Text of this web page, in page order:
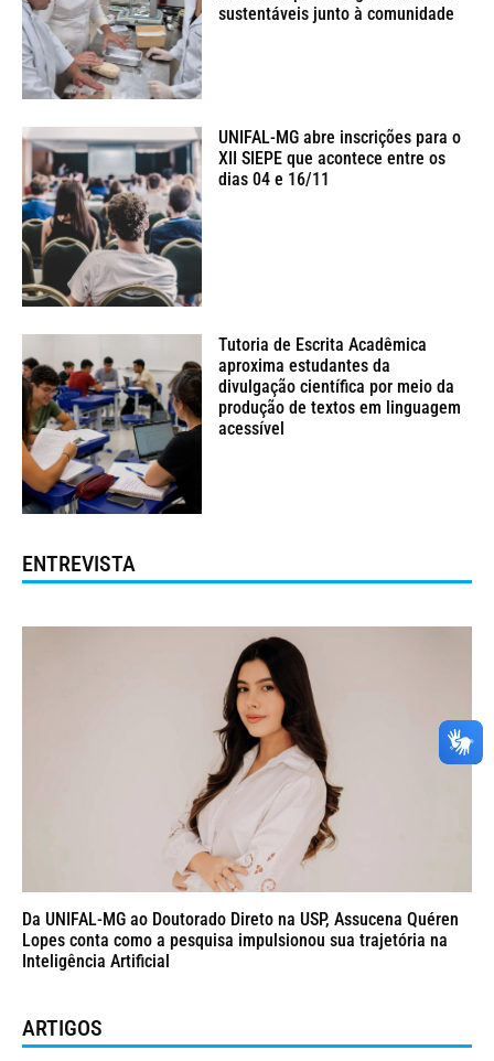
sustentáveis junto à comunidade
UNIFAL-MG abre inscrições para o
XII SIEPE que acontece entre os
dias 04 e 16/11
Tutoria de Escrita Acadêmica
aproxima estudantes da
divulgação científica por meio da
produção de textos em linguagem
acessível
ENTREVISTA
Da UNIFAL-MG ao Doutorado Direto na USP, Assucena Quéren
Lopes conta como a pesquisa impulsionou sua trajetória na
Inteligência Artificial
ARTIGOS